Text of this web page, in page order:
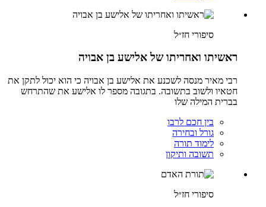
סיפורי חז״ל
ראשיתו ואחריתו של אלישע בן אבויה
רבי מאיר מנסה לשכנע את אלישע בן אבויה כי הוא יכול לתקן את
חטאיו ולשוב בתשובה. בתגובה מספר לו אלישע את שהתרחש
בברית המילה שלו
בין חכם לרבו
גורל ובחירה
לימוד תורה
תשובה ותיקון
סיפורי חז״ל